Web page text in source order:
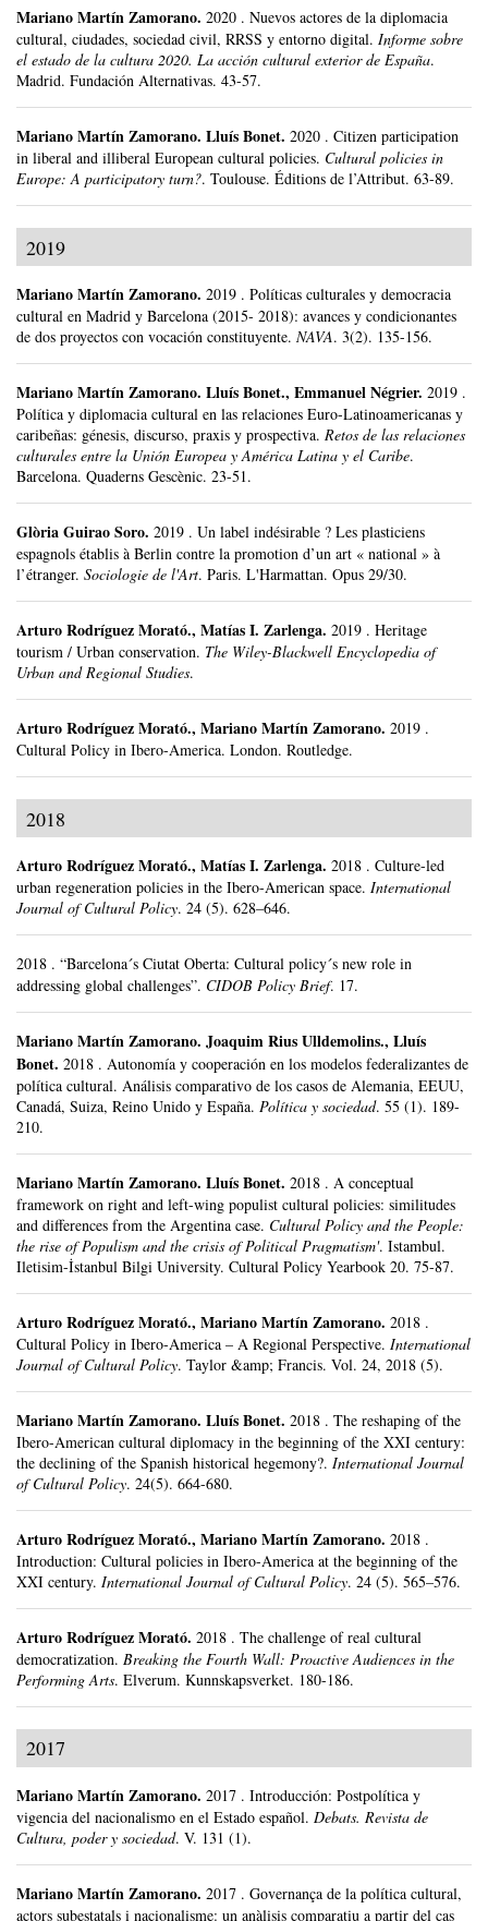
Mariano Martín Zamorano. 2020 . Nuevos actores de la diplomacia
cultural, ciudades, sociedad civil, RRSS y entorno digital. Informe sobre
el estado de la cultura 2020. La acción cultural exterior de España.
Madrid. Fundación Alternativas. 43-57.
Mariano Martín Zamorano. Lluís Bonet. 2020 . Citizen participation
in liberal and illiberal European cultural policies. Cultural policies in
Europe: A participatory turn?. Toulouse. Éditions de l’Attribut. 63-89.
2019
Mariano Martín Zamorano. 2019 . Políticas culturales y democracia
cultural en Madrid y Barcelona (2015- 2018): avances y condicionantes
de dos proyectos con vocación constituyente. NAVA. 3(2). 135-156.
Mariano Martín Zamorano. Lluís Bonet., Emmanuel Négrier. 2019 .
Política y diplomacia cultural en las relaciones Euro-Latinoamericanas y
caribeñas: génesis, discurso, praxis y prospectiva. Retos de las relaciones
culturales entre la Unión Europea y América Latina y el Caribe.
Barcelona. Quaderns Gescènic. 23-51.
Glòria Guirao Soro. 2019 . Un label indésirable ? Les plasticiens
espagnols établis à Berlin contre la promotion d’un art « national » à
l’étranger. Sociologie de l'Art. Paris. L'Harmattan. Opus 29/30.
Arturo Rodríguez Morató., Matías I. Zarlenga. 2019 . Heritage
tourism / Urban conservation. The Wiley-Blackwell Encyclopedia of
Urban and Regional Studies.
Arturo Rodríguez Morató., Mariano Martín Zamorano. 2019 .
Cultural Policy in Ibero-America. London. Routledge.
2018
Arturo Rodríguez Morató., Matías I. Zarlenga. 2018 . Culture-led
urban regeneration policies in the Ibero-American space. International
Journal of Cultural Policy. 24 (5). 628–646.
2018 . “Barcelona´s Ciutat Oberta: Cultural policy´s new role in
addressing global challenges”. CIDOB Policy Brief. 17.
Mariano Martín Zamorano. Joaquim Rius Ulldemolins., Lluís
Bonet. 2018 . Autonomía y cooperación en los modelos federalizantes de
política cultural. Análisis comparativo de los casos de Alemania, EEUU,
Canadá, Suiza, Reino Unido y España. Política y sociedad. 55 (1). 189-
210.
Mariano Martín Zamorano. Lluís Bonet. 2018 . A conceptual
framework on right and left-wing populist cultural policies: similitudes
and differences from the Argentina case. Cultural Policy and the People:
the rise of Populism and the crisis of Political Pragmatism'. Istambul.
Iletisim-İstanbul Bilgi University. Cultural Policy Yearbook 20. 75-87.
Arturo Rodríguez Morató., Mariano Martín Zamorano. 2018 .
Cultural Policy in Ibero-America – A Regional Perspective. International
Journal of Cultural Policy. Taylor &amp; Francis. Vol. 24, 2018 (5).
Mariano Martín Zamorano. Lluís Bonet. 2018 . The reshaping of the
Ibero-American cultural diplomacy in the beginning of the XXI century:
the declining of the Spanish historical hegemony?. International Journal
of Cultural Policy. 24(5). 664-680.
Arturo Rodríguez Morató., Mariano Martín Zamorano. 2018 .
Introduction: Cultural policies in Ibero-America at the beginning of the
XXI century. International Journal of Cultural Policy. 24 (5). 565–576.
Arturo Rodríguez Morató. 2018 . The challenge of real cultural
democratization. Breaking the Fourth Wall: Proactive Audiences in the
Performing Arts. Elverum. Kunnskapsverket. 180-186.
2017
Mariano Martín Zamorano. 2017 . Introducción: Postpolítica y
vigencia del nacionalismo en el Estado español. Debats. Revista de
Cultura, poder y sociedad. V. 131 (1).
Mariano Martín Zamorano. 2017 . Governança de la política cultural,
actors subestatals i nacionalisme: un anàlisis comparatiu a partir del cas